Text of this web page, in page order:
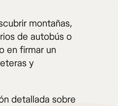
montañas,
de autobús o
en firmar un
y
detallada sobre